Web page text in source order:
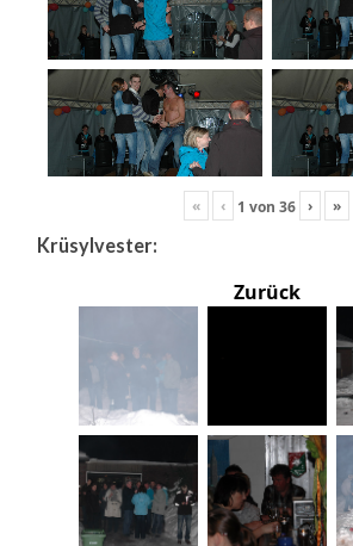
« ‹ 1 von36 › »
Krüsylvester:
Zurück